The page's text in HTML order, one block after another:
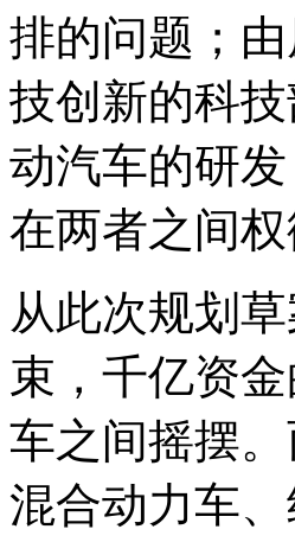
排的问题；由
技创新的科
动汽车的研
在两者之间权
从此次规划
束，千亿资
车之间摇摆
混合动力车